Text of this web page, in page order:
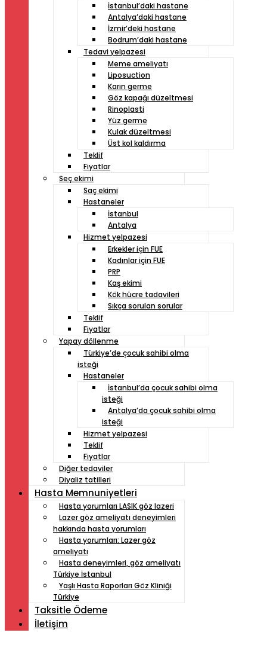
İstanbul’daki hastane
Antalya’daki hastane
İzmir’deki hastane
Bodrum’daki hastane
Tedavi yelpazesi
Meme ameliyatı
Liposuction
Karın germe
Göz kapağı düzeltmesi
Rinoplasti
Yüz germe
Kulak düzeltmesi
Üst kol kaldırma
Teklif
Fiyatlar
Seç ekimi
Saç ekimi
Hastaneler
İstanbul
Antalya
Hizmet yelpazesi
Erkekler için FUE
Kadınlar için FUE
PRP
Kaş ekimi
Kök hücre tadavileri
Sıkça sorulan sorular
Teklif
Fiyatlar
Yapay döllenme
Türkiye’de çocuk sahibi olma
isteği
Hastaneler
İstanbul’da çocuk sahibi olma
isteği
Antalya’da çocuk sahibi olma
isteği
Hizmet yelpazesi
Teklif
Fiyatlar
Diğer tedaviler
Diyaliz tatilleri
Hasta Memnuniyetleri
Hasta yorumları LASIK göz lazeri
Lazer göz ameliyatı deneyimleri
hakkında hasta yorumları
Hasta yorumları: Lazer göz
ameliyatı
Hasta deneyimleri, göz ameliyatı
Türkiye İstanbul
Yaşlı Hasta Raporları Göz Kliniği
Türkiye
Taksitle Ödeme
İletişim